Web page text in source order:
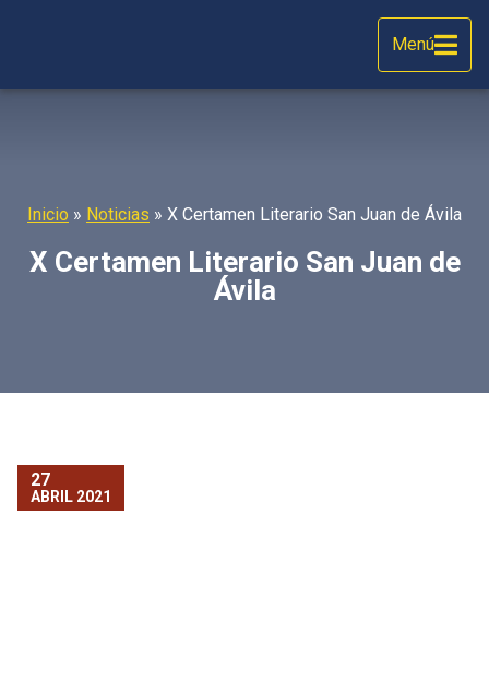
Menú
Inicio » Noticias » X Certamen Literario San Juan de Ávila
X Certamen Literario San Juan de
Ávila
27
ABRIL 2021